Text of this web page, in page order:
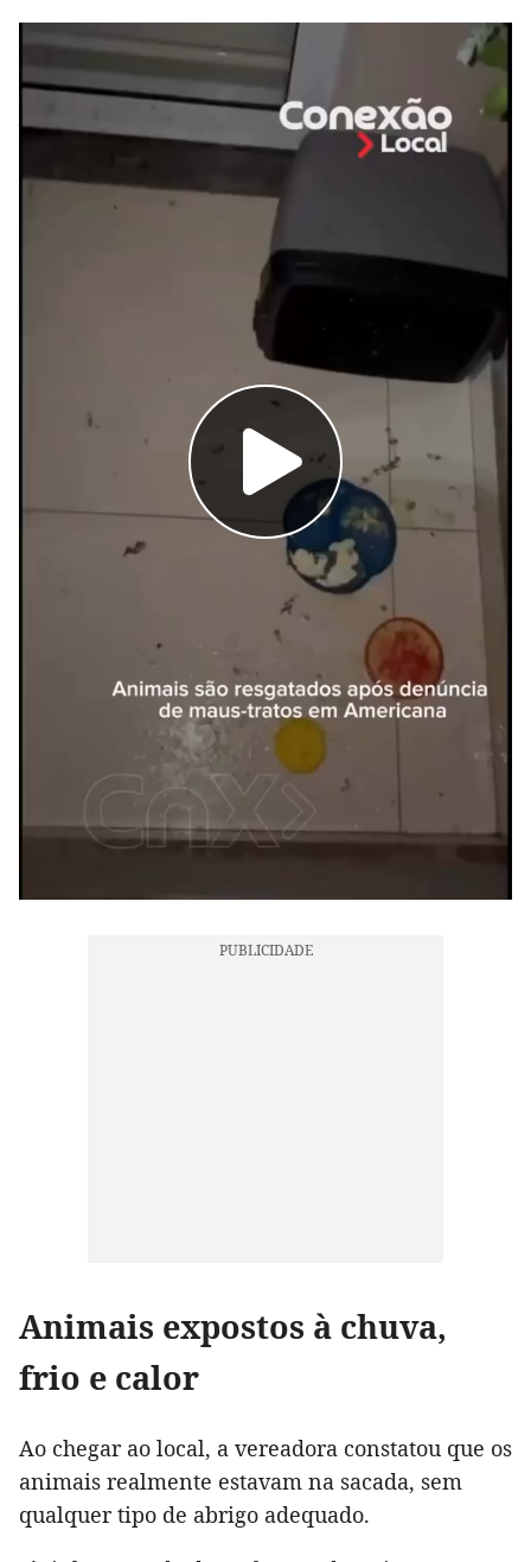
Animais expostos à chuva,
frio e calor
Ao chegar ao local, a vereadora constatou que os
animais realmente estavam na sacada, sem
qualquer tipo de abrigo adequado.